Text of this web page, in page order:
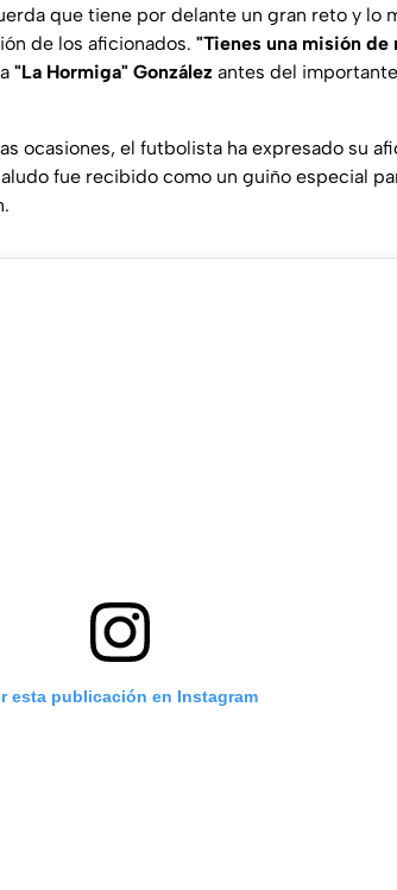
que tiene por delante un gran reto y lo
de los aficionados. "Tienes una misión de
"La Hormiga" González antes del
ocasiones, el futbolista ha expresado su
fue recibido como un guiño especial
esta publicación en Instagram